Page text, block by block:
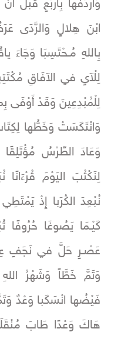
وَأَرْدَفَها بِأَرْبَعٍ قَبْلَ
ابْنَ هِلالٍ وَالرَّدَى
بِاللهِ مُـحْتَسِبَا وَجَاءَ
لِلْآيِ في الآفَاقِ
لِلْمُبْدِعِينَ وَقَدْ أَوْفَى
وَانْتَكَسَتْ وَخَطُّها
وَعَادَ الطِّرْسُ مُؤْتَلِقًا
لِنَكْتُبَ اليَوْمَ
نُبْعِدَ الكُرَبا إِذْ
كَيْـمَا يَصُوغَا حُرُوفًا
عَصْـرٍ حَلَّ في نَجَفٍ
وَتَمَّ خَطَّاً وَشَهْرُ
فَيْضُها انْسَكَبا وَعْدٌ
هَاكَ وَعْدًا طَابَ